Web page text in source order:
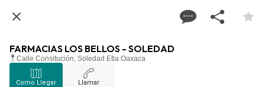
FARMACIAS LOS BELLOS - SOLEDAD
Calle Consitución, Soledad Etla Oaxaca
Como Llegar Llamar